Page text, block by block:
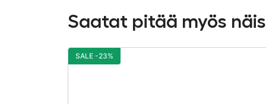
Saatat pitää myös
SALE -23%